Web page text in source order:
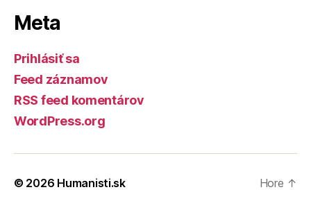
Meta
Prihlásiť sa
Feed záznamov
RSS feed komentárov
WordPress.org
© 2026 Humanisti.sk
Hore ↑